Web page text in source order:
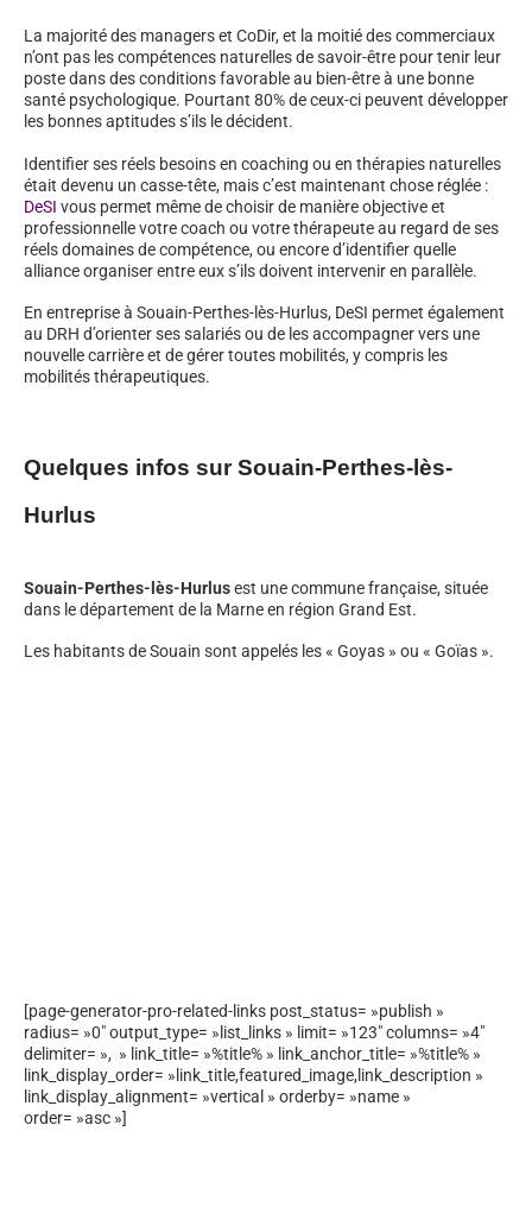
La majorité des managers et CoDir, et la moitié des commerciaux
n’ont pas les compétences naturelles de savoir-être pour tenir leur
poste dans des conditions favorable au bien-être à une bonne
santé psychologique. Pourtant 80% de ceux-ci peuvent développer
les bonnes aptitudes s’ils le décident.
Identifier ses réels besoins en coaching ou en thérapies naturelles
était devenu un casse-tête, mais c’est maintenant chose réglée :
DeSI vous permet même de choisir de manière objective et
professionnelle votre coach ou votre thérapeute au regard de ses
réels domaines de compétence, ou encore d’identifier quelle
alliance organiser entre eux s’ils doivent intervenir en parallèle.
En entreprise à Souain-Perthes-lès-Hurlus, DeSI permet également
au DRH d’orienter ses salariés ou de les accompagner vers une
nouvelle carrière et de gérer toutes mobilités, y compris les
mobilités thérapeutiques.
Quelques infos sur Souain-Perthes-lès-
Hurlus
Souain-Perthes-lès-Hurlusest une commune française, située
dans le département de la Marne en région Grand Est.
Les habitants de Souain sont appelés les « Goyas » ou « Goïas ».
[page-generator-pro-related-links post_status= »publish »
radius= »0″ output_type= »list_links » limit= »123″ columns= »4″
delimiter= », » link_title= »%title% » link_anchor_title= »%title% »
link_display_order= »link_title,featured_image,link_description »
link_display_alignment= »vertical » orderby= »name »
order= »asc »]